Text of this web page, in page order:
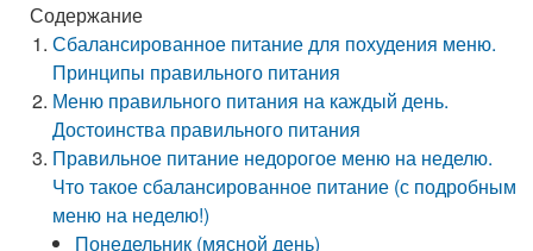
Содержание
Сбалансированное питание для похудения меню.
Принципы правильного питания
Меню правильного питания на каждый день.
Достоинства правильного питания
Правильное питание недорогое меню на неделю.
Что такое сбалансированное питание (с подробным
меню на неделю!)
Понедельник (мясной день)